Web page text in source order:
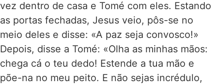
vez dentro de casa e Tomé com eles. Estando
as portas fechadas, Jesus veio, pôs-se no
meio deles e disse: «A paz seja convosco!»
Depois, disse a Tomé: «Olha as minhas mãos:
chega cá o teu dedo! Estende a tua mão e
põe-na no meu peito. E não sejas incrédulo,